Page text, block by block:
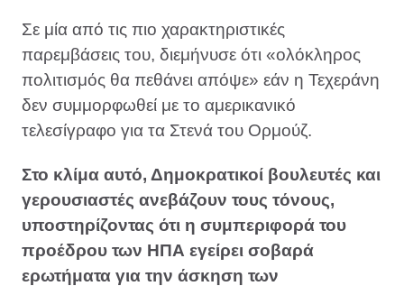
Σε μία από τις πιο χαρακτηριστικές
παρεμβάσεις του, διεμήνυσε ότι «ολόκληρος
πολιτισμός θα πεθάνει απόψε» εάν η Τεχεράνη
δεν συμμορφωθεί με το αμερικανικό
τελεσίγραφο για τα Στενά του Ορμούζ.
Στο κλίμα αυτό, Δημοκρατικοί βουλευτές και
γερουσιαστές ανεβάζουν τους τόνους,
υποστηρίζοντας ότι η συμπεριφορά του
προέδρου των ΗΠΑ εγείρει σοβαρά
ερωτήματα για την άσκηση των